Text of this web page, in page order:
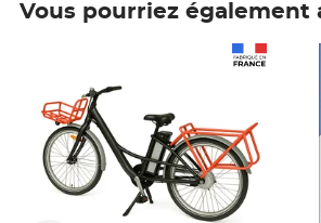
Vous pourriez également
Prix